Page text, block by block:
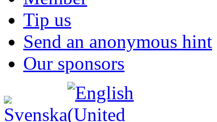
Tip us
Send an anonymous hint
Our sponsors